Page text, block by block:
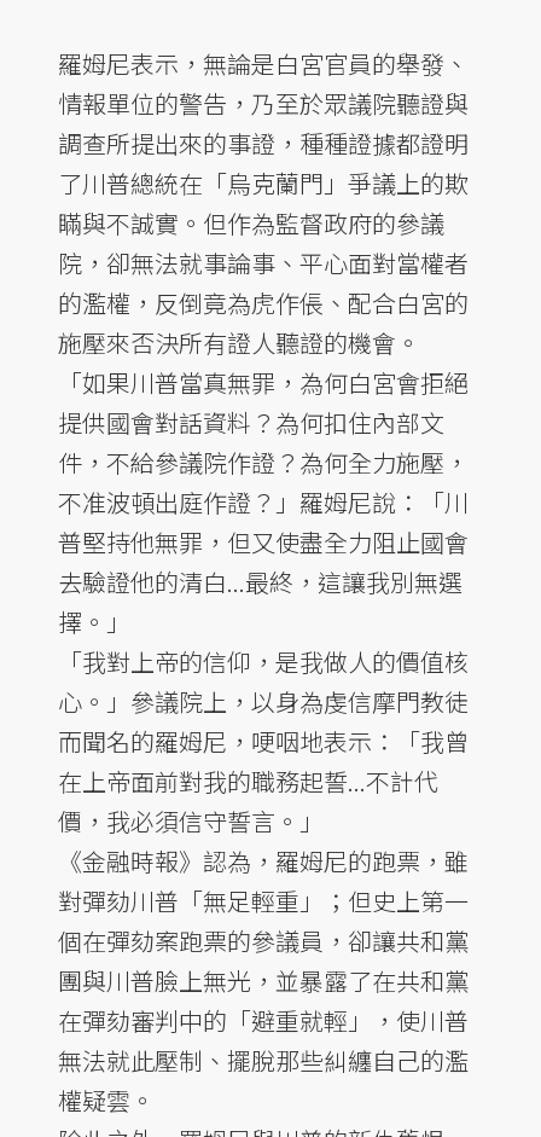
羅姆尼表示，無論是白宮官員的舉發、
情報單位的警告，乃至於眾議院聽證與
調查所提出來的事證，種種證據都證明
了川普總統在「烏克蘭門」爭議上的欺
瞞與不誠實。但作為監督政府的參議
院，卻無法就事論事、平心面對當權者
的濫權，反倒竟為虎作倀、配合白宮的
施壓來否決所有證人聽證的機會。
「如果川普當真無罪，為何白宮會拒絕
提供國會對話資料？為何扣住內部文
件，不給參議院作證？為何全力施壓，
不准波頓出庭作證？」羅姆尼說：「川
普堅持他無罪，但又使盡全力阻止國會
去驗證他的清白...最終，這讓我別無選
擇。」
「我對上帝的信仰，是我做人的價值核
心。」參議院上，以身為虔信摩門教徒
而聞名的羅姆尼，哽咽地表示：「我曾
在上帝面前對我的職務起誓...不計代
價，我必須信守誓言。」
《金融時報》認為，羅姆尼的跑票，雖
對彈劾川普「無足輕重」；但史上第一
個在彈劾案跑票的參議員，卻讓共和黨
團與川普臉上無光，並暴露了在共和黨
在彈劾審判中的「避重就輕」，使川普
無法就此壓制、擺脫那些糾纏自己的濫
權疑雲。